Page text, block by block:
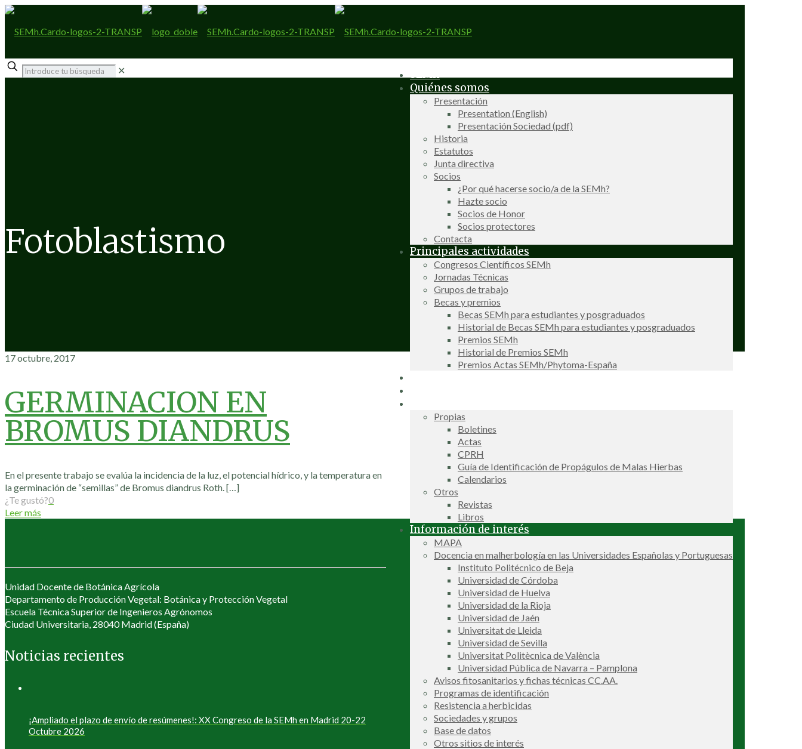
SEMh
Quiénes somos
Presentación
Presentation (English)
Presentación Sociedad (pdf)
Historia
Estatutos
Junta directiva
Socios
¿Por qué hacerse socio/a de la SEMh?
Hazte socio
Socios de Honor
Socios protectores
Contacta
Principales actividades
Congresos Científicos SEMh
Jornadas Técnicas
Grupos de trabajo
Becas y premios
Becas SEMh para estudiantes y posgraduados
Historial de Becas SEMh para estudiantes y posgraduados
Premios SEMh
Historial de Premios SEMh
Premios Actas SEMh/Phytoma-España
Propias
Boletines
Actas
CPRH
Guía de Identificación de Propágulos de Malas Hierbas
Calendarios
Otros
Revistas
Libros
Información de interés
MAPA
Docencia en malherbología en las Universidades Españolas y Portuguesas
Instituto Politécnico de Beja
Universidad de Córdoba
Universidad de Huelva
Universidad de la Rioja
Universidad de Jaén
Universitat de Lleida
Universidad de Sevilla
Universitat Politècnica de València
Universidad Pública de Navarra – Pamplona
Avisos fitosanitarios y fichas técnicas CC.AA.
Programas de identificación
Resistencia a herbicidas
Sociedades y grupos
Base de datos
Otros sitios de interés
✕
Fotoblastismo
17 octubre, 2017
GERMINACION EN
BROMUS DIANDRUS
En el presente trabajo se evalúa la incidencia de la luz, el potencial hídrico, y la temperatura en
la germinación de “semillas” de Bromus diandrus Roth.[…]
¿Te gustó?0
Leer más
Unidad Docente de Botánica Agrícola
Departamento de Producción Vegetal: Botánica y Protección Vegetal
Escuela Técnica Superior de Ingenieros Agrónomos
Ciudad Universitaria, 28040 Madrid (España)
Noticias recientes
¡Ampliado el plazo de envío de resúmenes!: XX Congreso de la SEMh en Madrid 20-22
Octubre 2026